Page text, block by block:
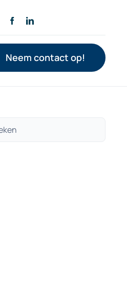
Neem contact op!